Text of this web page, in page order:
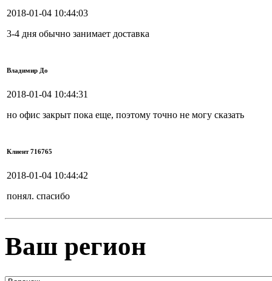
2018-01-04 10:44:03
3-4 дня обычно занимает доставка
Владимир До
2018-01-04 10:44:31
но офис закрыт пока еще, поэтому точно не могу сказать
Клиент 716765
2018-01-04 10:44:42
понял. спасибо
Ваш регион